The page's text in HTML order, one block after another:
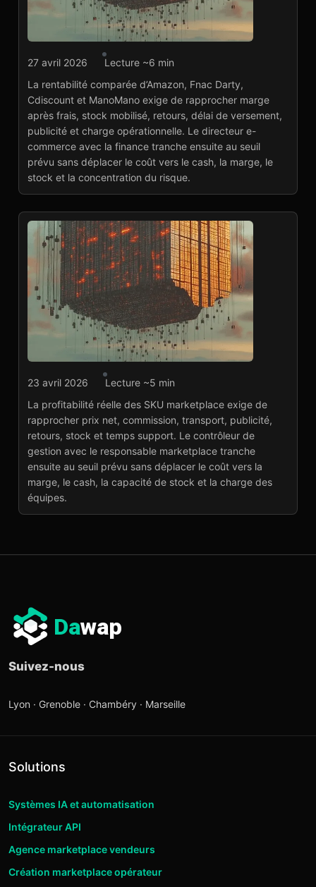
Agence marketplace
: arbitrer par canal
Lire l'article →
27 avril 2026
Lecture ~6 min
La rentabilité comparée d’Amazon, Fnac Darty,
Cdiscount et ManoMano exige de rapprocher marge
après frais, stock mobilisé, retours, délai de versement,
publicité et charge opérationnelle. Le directeur e-
commerce avec la finance tranche ensuite au seuil
prévu sans déplacer le coût vers le cash, la marge, le
stock et la concentration du risque.
Agence marketplace
marketplace : isoler les
bons SKU
Lire l'article→
23 avril 2026
Lecture ~5 min
La profitabilité réelle des SKU marketplace exige de
rapprocher prix net, commission, transport, publicité,
retours, stock et temps support. Le contrôleur de
gestion avec le responsable marketplace tranche
ensuite au seuil prévu sans déplacer le coût vers la
marge, le cash, la capacité de stock et la charge des
équipes.
Dawap
Suivez-nous
Lyon · Grenoble · Chambéry · Marseille
Solutions
Systèmes IA et automatisation
Intégrateur API
Agence marketplace vendeurs
Création marketplace opérateur